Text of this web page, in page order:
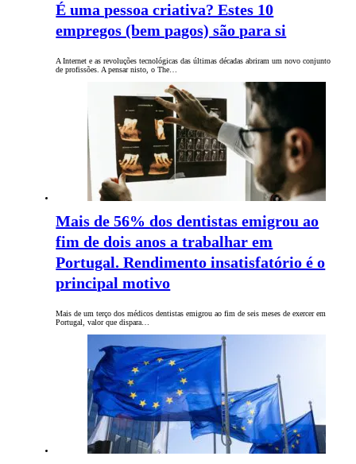
É uma pessoa criativa? Estes 10
empregos (bem pagos) são para si
A Internet e as revoluções tecnológicas das últimas décadas abriram um novo conjunto
de profissões. A pensar nisto, o The…
Mais de 56% dos dentistas emigrou ao
fim de dois anos a trabalhar em
Portugal. Rendimento insatisfatório é o
principal motivo
Mais de um terço dos médicos dentistas emigrou ao fim de seis meses de exercer em
Portugal, valor que dispara…